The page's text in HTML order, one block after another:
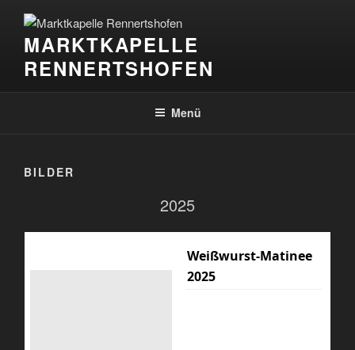
Inhalt
springenMARKTKAPELLE
RENNERTSHOFEN
Menü
BILDER
2025
Weißwurst-Matinee
2025